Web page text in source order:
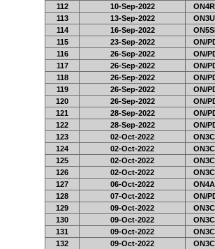
112
10-Sep-2022
113
13-Sep-2022
114
16-Sep-2022
115
23-Sep-2022
ON/
116
26-Sep-2022
ON/
117
26-Sep-2022
ON/
118
26-Sep-2022
ON/
119
26-Sep-2022
ON/
120
26-Sep-2022
ON/
121
28-Sep-2022
ON/
122
28-Sep-2022
ON/
123
02-Oct-2022
124
02-Oct-2022
125
02-Oct-2022
126
02-Oct-2022
127
06-Oct-2022
128
07-Oct-2022
ON/
129
09-Oct-2022
130
09-Oct-2022
131
09-Oct-2022
132
09-Oct-2022